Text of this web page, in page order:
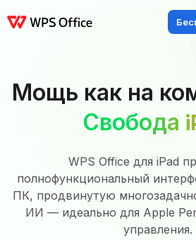
Мощь как на
Свобода
WPS Office для iPad
полнофункциональный
ПК, продвинутую
ИИ — идеально для Apple
управления.